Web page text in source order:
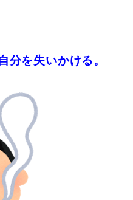
分を失いかける。